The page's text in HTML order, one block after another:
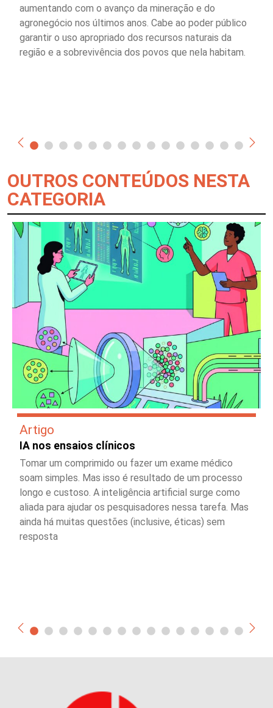
aumentando com o avanço da mineração e do
agronegócio nos últimos anos. Cabe ao poder público
garantir o uso apropriado dos recursos naturais da
região e a sobrevivência dos povos que nela habitam.
OUTROS CONTEÚDOS NESTA
CATEGORIA
Artigo
IA nos ensaios clínicos
Tomar um comprimido ou fazer um exame médico
soam simples. Mas isso é resultado de um processo
longo e custoso. A inteligência artificial surge como
aliada para ajudar os pesquisadores nessa tarefa. Mas
ainda há muitas questões (inclusive, éticas) sem
resposta